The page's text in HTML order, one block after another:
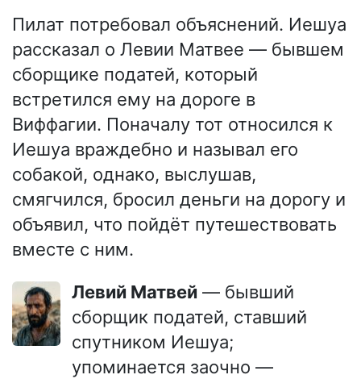
Пилат потребовал объяснений. Иешуа
рассказал о Левии Матвее — бывшем
сборщике податей, который
встретился ему на дороге в
Виффагии. Поначалу тот относился к
Иешуа враждебно и называл его
собакой, однако, выслушав,
смягчился, бросил деньги на дорогу и
объявил, что пойдёт путешествовать
вместе с ним.
Левий Матвей — бывший
сборщик податей, ставший
спутником Иешуа;
упоминается заочно —